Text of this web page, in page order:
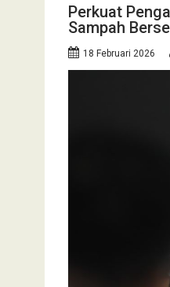
Perkuat
Sampah
18 Februari 2026